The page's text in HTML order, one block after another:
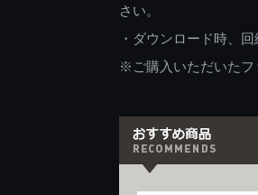
さい。
・ダウンロード時、
※ご購入いただいたフ